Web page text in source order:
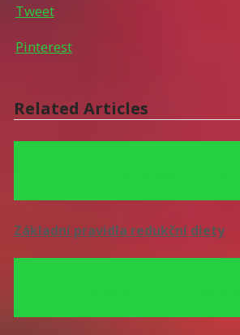
Tweet
Pinterest
Related Articles
Základní pravidla redukční diety